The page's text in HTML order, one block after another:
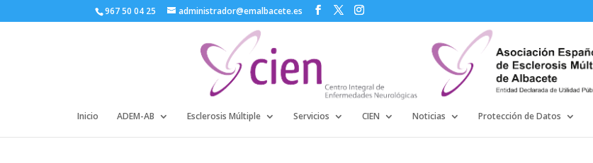
967 50 04 25 administrador@emalbacete.es
Inicio ADEM-AB Esclerosis Múltiple Servicios CIEN Noticias Protección de Datos